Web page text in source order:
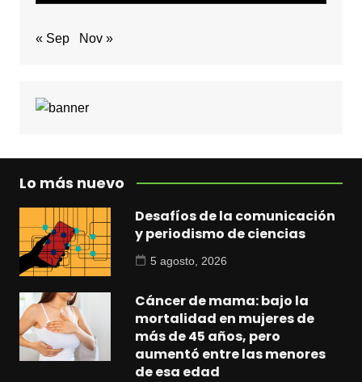
« Sep Nov »
Lo más nuevo
Desafíos de la comunicación
y periodismo de ciencias
5 agosto, 2026
Cáncer de mama: bajo la
mortalidad en mujeres de
más de 45 años, pero
aumentó entre las menores
de esa edad